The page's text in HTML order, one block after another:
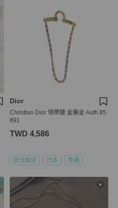
Dior
Christian Dior 領帶鏈 金屬金 Auth 85
891
TWD 4,586
狀況良好 日本 免運